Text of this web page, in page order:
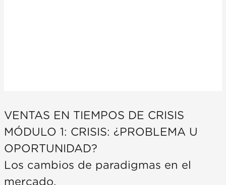
VENTAS EN TIEMPOS DE CRISIS
MÓDULO 1: CRISIS: ¿PROBLEMA U
OPORTUNIDAD?
Los cambios de paradigmas en el
mercado.